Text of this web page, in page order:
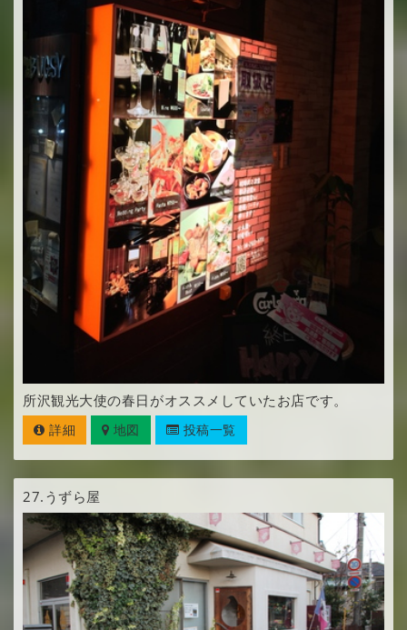
所沢観光大使の春日がオススメしていたお店です。
詳細 地図 投稿一覧
27. うずら屋